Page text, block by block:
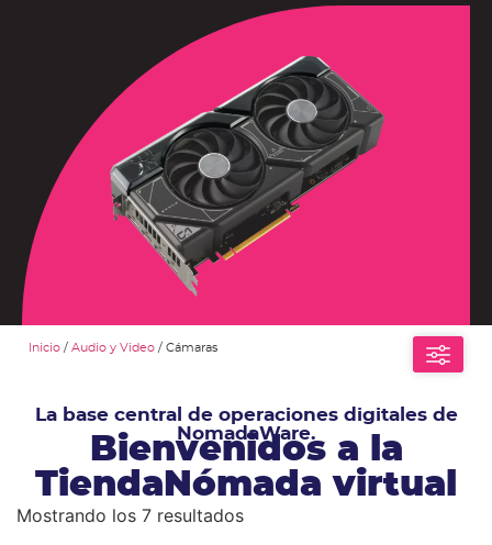
Inicio /Audio y Video / Cámaras
La base central de operaciones digitales de
NomadaWare.
Bienvenidos a la
TiendaNómada virtual
Mostrando los 7 resultados